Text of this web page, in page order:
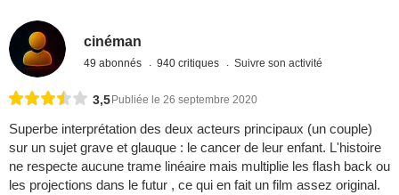
cinéman
49 abonnés 940 critiques Suivre son activité
3,5 Publiée le 26 septembre 2020
Superbe interprétation des deux acteurs principaux (un couple)
sur un sujet grave et glauque : le cancer de leur enfant. L'histoire
ne respecte aucune trame linéaire mais multiplie les flash back ou
les projections dans le futur , ce qui en fait un film assez original.